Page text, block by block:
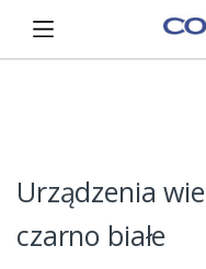
navigation
content
Urządzenia
czarno białe